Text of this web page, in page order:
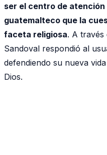
ser el centro de
guatemalteco que la
faceta religiosa. A través
Sandoval respondió al
defendiendo su nueva
Dios.